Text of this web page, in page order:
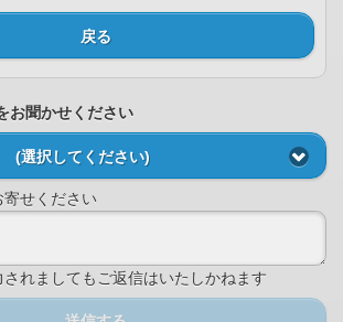
戻る
お聞かせください
(選択してください)
寄せください
れましてもご返信はいたしかねます